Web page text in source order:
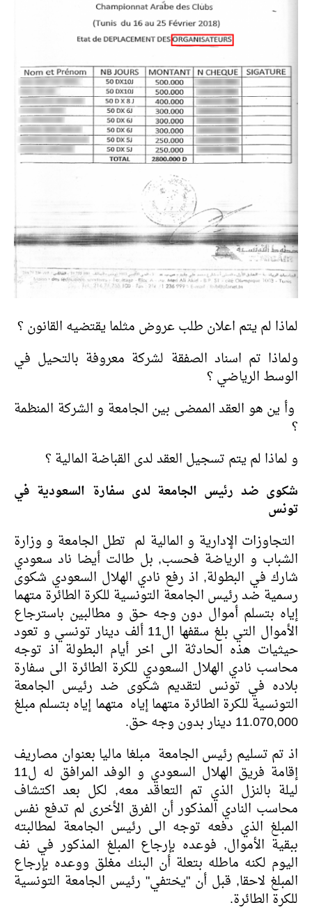
لماذا لم يتم اعلان طلب عروض مثلما يقتضيه القانون ؟
ولماذا تم اسناد الصفقة لشركة معروفة بالتحيل في
الوسط الرياضي ؟
وأ ين هو العقد الممضى بين الجامعة و الشركة المنظمة
؟
و لماذا لم يتم تسجيل العقد لدى القباضة المالية ؟
شكوى ضد رئيس الجامعة لدى سفارة السعودية في
تونس
التجاوزات الإدارية و المالية لم تطل الجامعة و وزارة
الشباب و الرياضة فحسب, بل طالت أيضا ناد سعودي
شارك في البطولة, اذ رفع نادي الهلال السعودي شكوى
رسمية ضد رئيس الجامعة التونسية للكرة الطائرة متهما
إياه بتسلم أموال دون وجه حق و مطالبين باسترجاع
الأموال التي بلغ سقفها ال11 ألف دينار تونسي و تعود
حيثيات هذه الحادثة الى اخر أيام البطولة اذ توجه
محاسب نادي الهلال السعودي للكرة الطائرة الى سفارة
بلاده في تونس لتقديم شكوى ضد رئيس الجامعة
التونسية للكرة الطائرة متهما إياه متهما إياه بتسلم مبلغ
11.070,000 دينار بدون وجه حق.
اذ تم تسليم رئيس الجامعة مبلغا ماليا بعنوان مصاريف
إقامة فريق الهلال السعودي و الوفد المرافق له ل11
ليلة بالنزل الذي تم التعاقد معه, لكل بعد اكتشاف
محاسب النادي المذكور أن الفرق الأخرى لم تدفع نفس
المبلغ الذي دفعه توجه الى رئيس الجامعة لمطالبته
ببقية الأموال, فوعده بإرجاع المبلغ المذكور في نف
اليوم لكنه ماطله بتعلة أن البنك مغلق ووعده بإرجاع
المبلغ لاحقا, قبل أن "يختفي" رئيس الجامعة التونسية
للكرة الطائرة.